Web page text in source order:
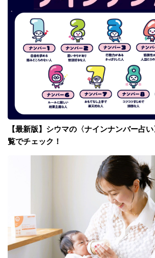
【最新版】シウマの〈ナインナンバー占
覧でチェック！